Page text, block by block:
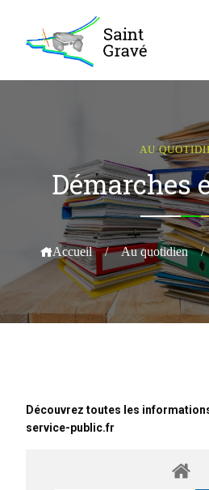
AU
Démarches
Accueil / Au quotidien /
Découvrez toutes les
service-public.fr